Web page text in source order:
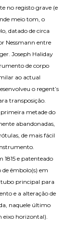
no registo grave (e
meio tom, o
datado de circa
Nessmann entre
Joseph Haliday
de corpo
ao actual
o regent’s
transposição.
metade do
abandonadas,
de mais fácil
e patenteado
de êmbolo(s) em
principal para
e a alteração de
naquele último
eixo horizontal).